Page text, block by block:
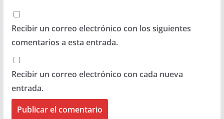
Recibir un correo electrónico con los siguientes
comentarios a esta entrada.
Recibir un correo electrónico con cada nueva
entrada.